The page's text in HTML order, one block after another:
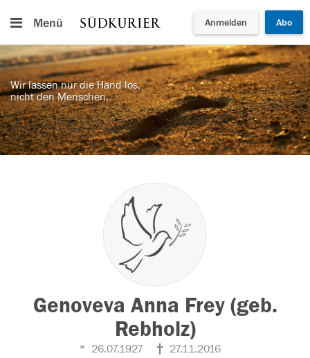
Menü Anmelden Abo
Wir lassen nur die Hand los,
nicht den Menschen.
Genoveva Anna Frey (geb.
Rebholz)
26.07.1927
27.11.2016